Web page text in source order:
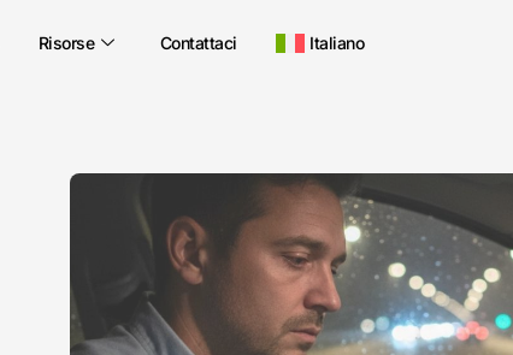
Risorse Contattaci Italiano